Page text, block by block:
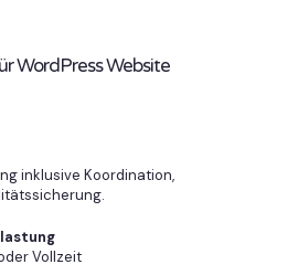
WordPress Website
inklusive Koordination,
Vollzeit